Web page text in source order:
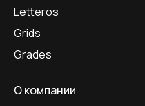
Letteros
Grids
Grades
О компании